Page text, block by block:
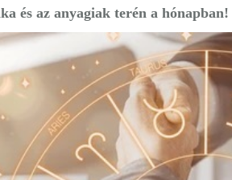
és az anyagiak terén a hónapban!